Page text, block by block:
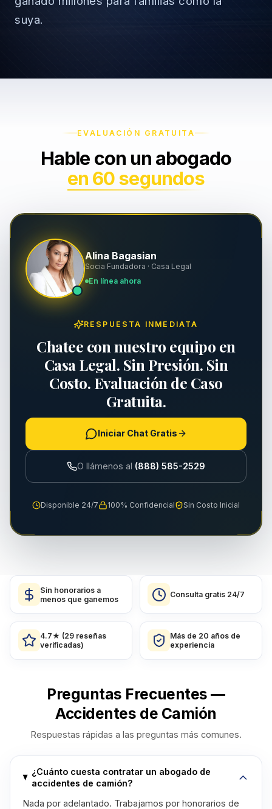
Lesión Cerebral Traumática
Mordeduras de Perro
Daños a Propiedad
Responsabilidad de Propiedad
Lesiones Personales
→
Represalias y Denuncias
Seguridad Laboral y OSHA
Asuntos Ejecutivos
suya.
EVALUACIÓN GRATUITA
Hable con un abogado
en 60 segundos
Alina Bagasian
Socia Fundadora · Casa Legal
En línea ahora
RESPUESTA INMEDIATA
Chatee con nuestro equipo en
Casa Legal. Sin Presión. Sin
Costo. Evaluación de Caso
Gratuita.
Iniciar Chat Gratis
O llámenos al (888) 585-2529
Disponible 24/7 100% Confidencial Sin Costo Inicial
Sin honorarios a
menos que ganemos
Consulta gratis 24/7
4.7★ (29 reseñas
verificadas)
Más de 20 años de
experiencia
Preguntas Frecuentes —
Accidentes de Camión
Respuestas rápidas a las preguntas más comunes.
¿Cuánto cuesta contratar un abogado de
accidentes de camión?
Nada por adelantado. Trabajamos por honorarios de